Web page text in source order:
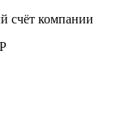
счёт компании